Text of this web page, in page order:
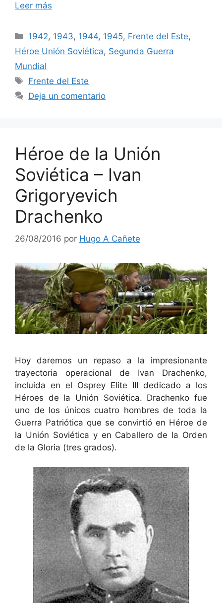
Leer más
Categorías
1942, 1943, 1944, 1945, Frente del Este,
Héroe Unión Soviética, Segunda Guerra
Mundial
Etiquetas
Frente del Este
Deja un comentario
Héroe de la Unión
Soviética – Ivan
Grigoryevich
Drachenko
26/08/2016 por Hugo A Cañete
Hoy daremos un repaso a la impresionante
trayectoria operacional de Ivan Drachenko,
incluida en el Osprey Elite III dedicado a los
Héroes de la Unión Soviética. Drachenko fue
uno de los únicos cuatro hombres de toda la
Guerra Patriótica que se convirtió en Héroe de
la Unión Soviética y en Caballero de la Orden
de la Gloria (tres grados).